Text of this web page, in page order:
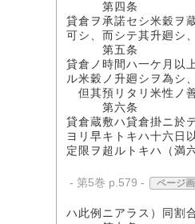
第四条
貸倉ヲ承諾セシ米穀ヲ
可シ、而シテ其升廻シ
第五条
貸倉ノ時間ハ一ケ月以
ル米穀ノ升廻シヲ為シ
但其預リタリ米性ノ
第六条
貸倉蔵敷ハ貸倉掛ニ於
ヨリ早キトキハ十六日
定限ヲ超ルトキハ（満
- 第5巻 p.579 - ページ
ハ此例ニアラス）同割